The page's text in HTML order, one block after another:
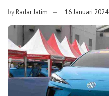
byRadar Jatim 16 Januari 2024